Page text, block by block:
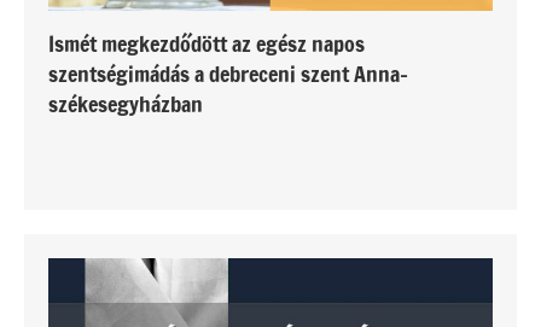
Ismét megkezdődött az egész napos
szentségimádás a debreceni szent Anna-
székesegyházban